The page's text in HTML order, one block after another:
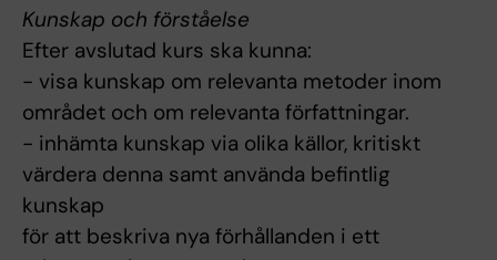
Kunskap och förståelse
Efter avslutad kurs ska kunna:
- visa kunskap om relevanta metoder inom
området och om relevanta författningar.
- inhämta kunskap via olika källor, kritiskt
värdera denna samt använda befintlig
kunskap
för att beskriva nya förhållanden i ett